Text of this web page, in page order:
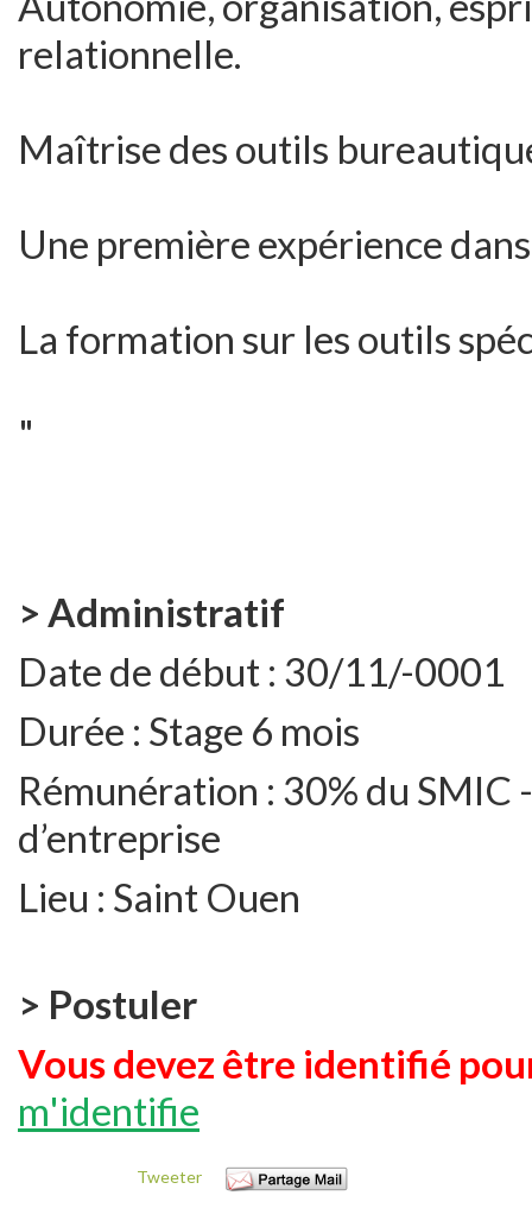
relationnelle.
Maîtrise des outils
Une première expérience
La formation sur les outils
"
> Administratif
Date de début : 30/11/-0001
Durée : Stage 6 mois
Rémunération : 30% du SMIC
d’entreprise
Lieu : Saint Ouen
> Postuler
Vous devez être identifié
m'identifie
Tweeter